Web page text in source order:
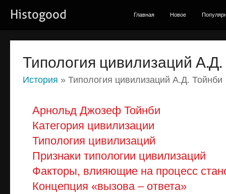
Histogood Главная Новое
Типология цивилизаций
История » Типология цивилизаций А.Д. Тойнби
Арнольд Джозеф Тойнби
Категория цивилизации
Типология цивилизаций
Признаки типологии цивилизаций
Факторы, влияющие на процесс
Концепция «вызова – ответа»